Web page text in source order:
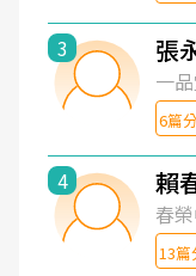
3 張
一
6篇
4 賴
春
13篇